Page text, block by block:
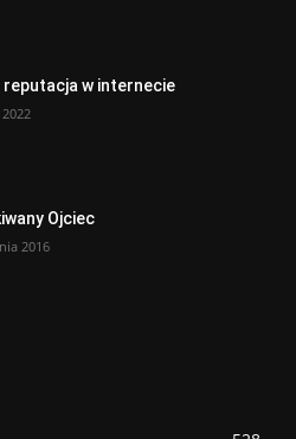
reputacja w internecie
Ojciec
2016